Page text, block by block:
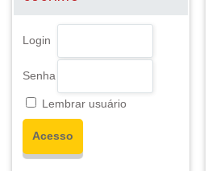
Login
Senha
Lembrar usuário